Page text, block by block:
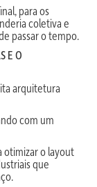
para os
coletiva e
passar o tempo.
E O
arquitetura
com um
otimizar o layout
que